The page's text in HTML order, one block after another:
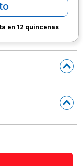
en 12 quincenas